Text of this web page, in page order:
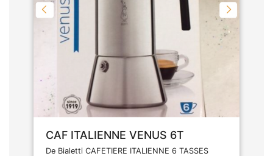
CAF ITALIENNE VENUS 6T
De Bialetti CAFETIERE ITALIENNE 6 TASSES